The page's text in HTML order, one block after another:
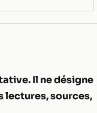
Il ne désigne
lectures, sources,